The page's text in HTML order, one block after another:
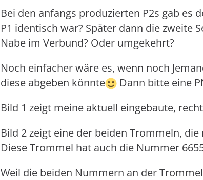
Bei den anfangs produzierten P2s gab es
P1 identisch war? Später dann die zweite
Nabe im Verbund? Oder umgekehrt?
Noch einfacher wäre es, wenn noch
diese abgeben könnte
Dann bitte eine
Bild 1 zeigt meine aktuell eingebaute,
Bild 2 zeigt eine der beiden Trommeln,
Diese Trommel hat auch die Nummer
Weil die beiden Nummern an der